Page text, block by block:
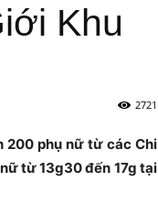
Khu
2721
200 phụ nữ từ các Chi
từ 13g30 đến 17g tại